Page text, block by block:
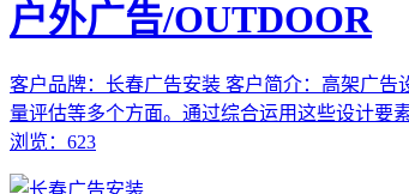
户外广告/OUTDOOR
客户品牌：长春广告安装 客户简介：高架广告
量评估等多个方面。通过综合运用这些设计要
浏览：623